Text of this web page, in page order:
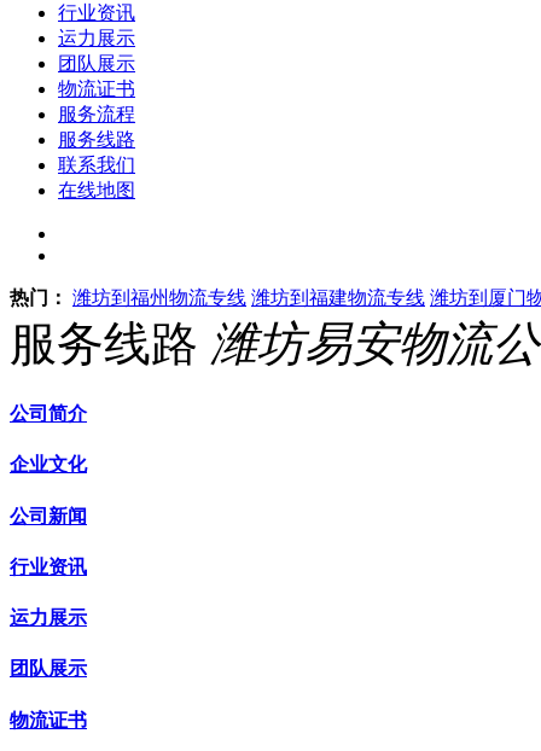
行业资讯
运力展示
团队展示
物流证书
服务流程
服务线路
联系我们
在线地图
热门： 潍坊到福州物流专线 潍坊到福建物流专线 潍坊到厦门
服务线路 潍坊易安物流
公司简介
企业文化
公司新闻
行业资讯
运力展示
团队展示
物流证书